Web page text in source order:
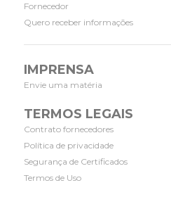
Fornecedor
Quero receber informações
IMPRENSA
Envie uma matéria
TERMOS LEGAIS
Contrato fornecedores
Política de privacidade
Segurança de Certificados
Termos de Uso